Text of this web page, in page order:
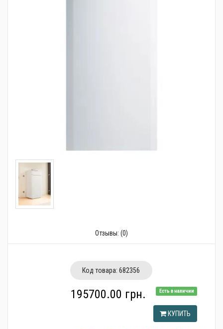
Отзывы: (0)
Код товара: 682356
Есть в наличии
195700.00 грн.
КУПИТЬ
Полотенцесушители
Стабилизаторы, аккумуляторы, генераторы
Альтернативные источники энергии